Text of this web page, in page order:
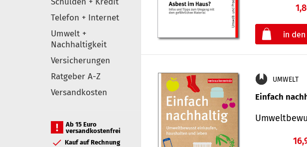
Telefon + Internet
Umwelt +
Nachhaltigkeit
Versicherungen
Ratgeber A-Z
Versandkosten
Ab 15 Euro
versandkostenfrei
Kauf auf Rechnung
UMWELT
Einfach